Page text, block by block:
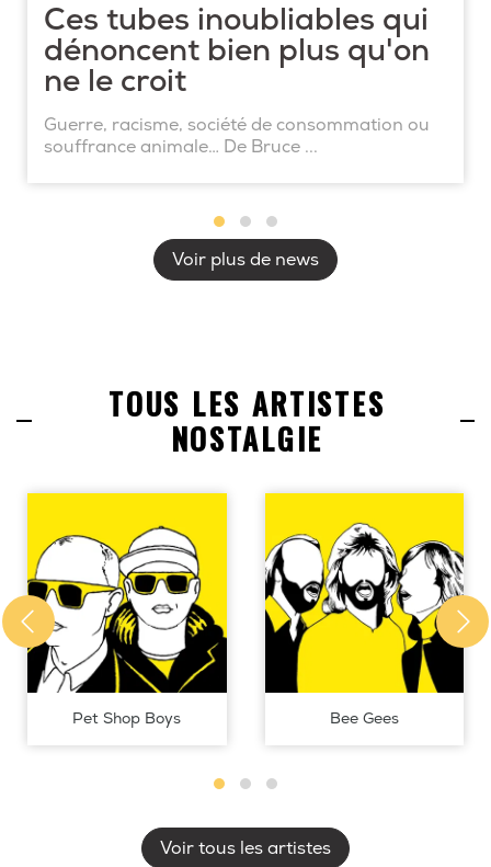
Ces tubes inoubliables qui
dénoncent bien plus qu'on
ne le croit
Guerre, racisme, société de consommation ou
souffrance animale… De Bruce ...
Voir plus de news
TOUS LES ARTISTES
NOSTALGIE
Pet Shop Boys Bee Gees
Voir tous les artistes